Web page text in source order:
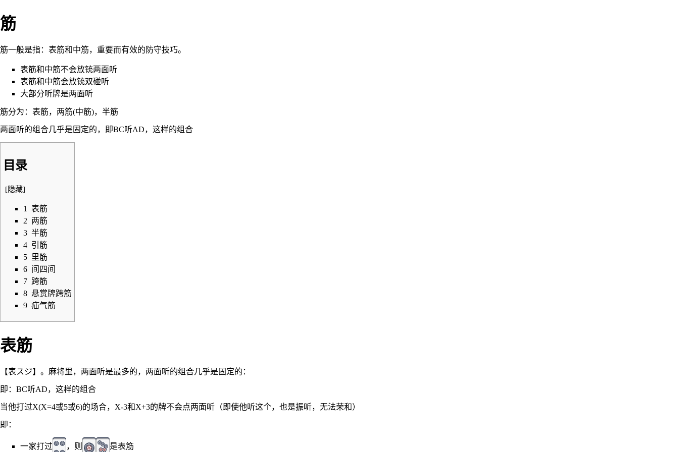
筋
筋一般是指：表筋和中筋，重要而有效的防守技巧。
表筋和中筋不会放铳两面听
表筋和中筋会放铳双碰听
大部分听牌是两面听
筋分为：表筋，两筋(中筋)，半筋
两面听的组合几乎是固定的，即BC听AD，这样的组合
目录
[隐藏]
1
表筋
2 两筋
3 半筋
4 引筋
5 里筋
6 间四间
7 跨筋
8 悬赏牌跨筋
9 疝气筋
表筋
【表スジ】。麻将里，两面听是最多的，两面听的组合几乎是固定的：
即：BC听AD，这样的组合
当他打过X(X=4或5或6)的场合，X-3和X+3的牌不会点两面听（即使他听这个，也是振听，无法荣和）
即：
一家打过 ，则 是表筋